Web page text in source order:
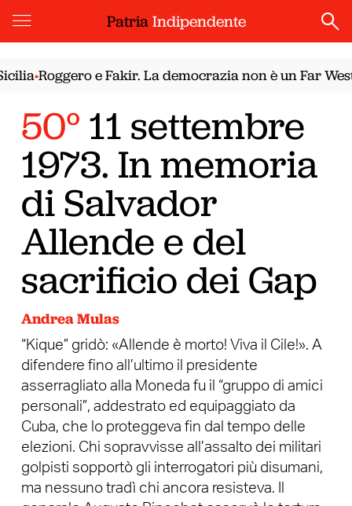
PatriaIndipendente
Roggero e Fakir. La democrazia non è un Far West•Il
50° 11 settembre
1973. In memoria
di Salvador
Allende e del
sacrificio dei Gap
Andrea Mulas
“Kique” gridò: «Allende è morto! Viva il Cile!». A
difendere fino all’ultimo il presidente
asserragliato alla Moneda fu il “gruppo di amici
personali”, addestrato ed equipaggiato da
Cuba, che lo proteggeva fin dal tempo delle
elezioni. Chi sopravvisse all’assalto dei militari
golpisti sopportò gli interrogatori più disumani,
ma nessuno tradì chi ancora resisteva. Il